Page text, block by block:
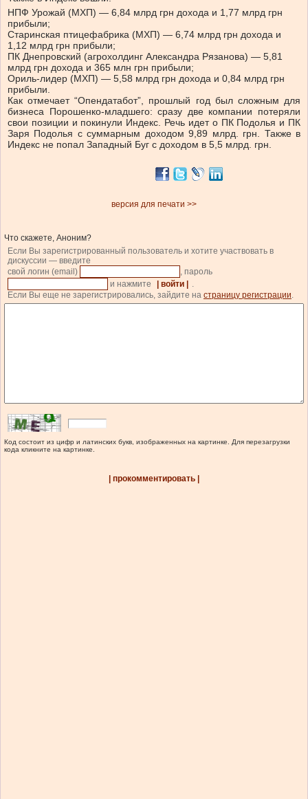
НПФ Урожай (МХП) — 6,84 млрд грн дохода и 1,77 млрд грн
прибыли;
Старинская птицефабрика (МХП) — 6,74 млрд грн дохода и
1,12 млрд грн прибыли;
ПК Днепровский (агрохолдинг Александра Рязанова) — 5,81
млрд грн дохода и 365 млн грн прибыли;
Ориль-лидер (МХП) — 5,58 млрд грн дохода и 0,84 млрд грн
прибыли.
Как отмечает “Опендатабот”, прошлый год был сложным для
бизнеса Порошенко-младшего: сразу две компании потеряли
свои позиции и покинули Индекс. Речь идет о ПК Подолья и ПК
Заря Подолья с суммарным доходом 9,89 млрд. грн. Также в
Индекс не попал Западный Буг с доходом в 5,5 млрд. грн.
версия для печати >>
Что скажете, Аноним?
Если Вы зарегистрированный пользователь и хотите участвовать в
дискуссии — введите
свой логин (email)
, пароль
и нажмите
| войти |
.
Если Вы еще не зарегистрировались, зайдите на страницу регистрации.
Код состоит из цифр и латинских букв, изображенных на картинке. Для перезагрузки
кода кликните на картинке.
| прокомментировать |